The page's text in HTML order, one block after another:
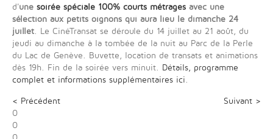
d'une soirée spéciale 100% courts métrages avec une
sélection aux petits oignons qui aura lieu le dimanche 24
juillet. Le CinéTransat se déroule du 14 juillet au 21 août, du
jeudi au dimanche à la tombée de la nuit au Parc de la Perle
du Lac de Genève. Buvette, location de transats et animations
dès 19h. Fin de la soirée vers minuit. Détails, programme
complet et informations supplémentaires ici.
< Précédent
Suivant >
0
0